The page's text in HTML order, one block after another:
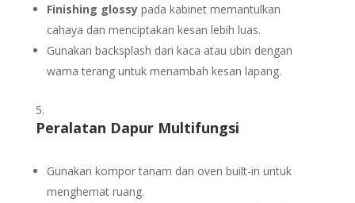
Finishing glossypada kabinet memantulkan
cahaya dan menciptakan kesan lebih luas.
Gunakan backsplash dari kaca atau ubin dengan
warna terang untuk menambah kesan lapang.
Peralatan Dapur Multifungsi
Gunakan kompor tanam dan oven built-in untuk
menghemat ruang.